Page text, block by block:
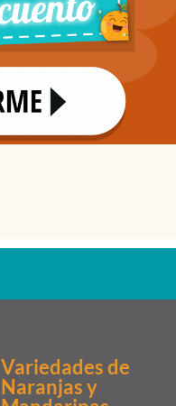
Variedades de
Naranjasy